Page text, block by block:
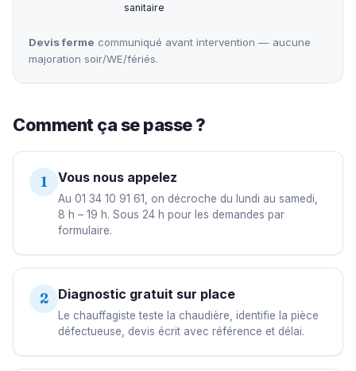
sanitaire
Devis ferme communiqué avant intervention — aucune
majoration soir/WE/fériés.
Comment ça se passe ?
1 Vous nous appelez
Au 01 34 10 91 61, on décroche du lundi au samedi,
8 h – 19 h. Sous 24 h pour les demandes par
formulaire.
2 Diagnostic gratuit sur place
Le chauffagiste teste la chaudière, identifie la pièce
défectueuse, devis écrit avec référence et délai.